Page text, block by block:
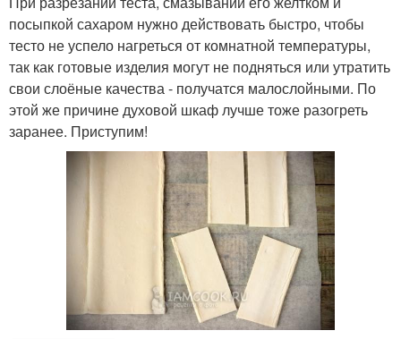
посыпкой сахаром нужно действовать быстро, чтобы
тесто не успело нагреться от комнатной температуры,
так как готовые изделия могут не подняться или утратить
свои слоёные качества - получатся малослойными. По
этой же причине духовой шкаф лучше тоже разогреть
заранее. Приступим!